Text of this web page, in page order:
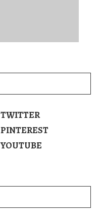
TWITTER
PINTEREST
YOUTUBE